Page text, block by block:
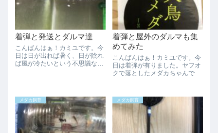
着弾と発送とダルマ達
こんばんはぁ！カミユです。今
日は日が出れば暑く、日が陰れ
ば風が冷たいという不思議な陽
ですよね、、、かといって屋内
が進むかと言うと、...
着弾と屋外のダルマも集
めてみた
こんばんはぁ！カミユです。今
日は着弾が有りました。ヤフオ
クで落としたメダカちゃんで
レ長です。たぶん正式名は松井
ヒレ長青ラメ幹之で星河ヒレ長
なのかなぁ、、、青ラメ幹之は
うちでも飼育してい...
メダカ飼育 メダカ飼育